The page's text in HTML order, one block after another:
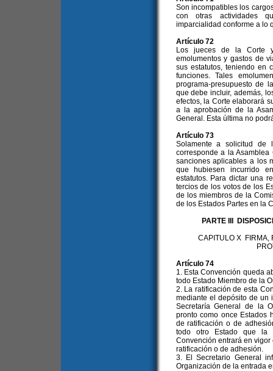
Son incompatibles los
con otras actividades
imparcialidad conforme a lo
Artículo 72
Los jueces de la Corte
emolumentos y gastos de
sus estatutos, teniendo en
funciones. Tales
programa-presupuesto de
que debe incluir, además,
efectos, la Corte elaborará
a la aprobación de la
General. Esta última no
Artículo 73
Solamente a solicitud
corresponde a la
sanciones aplicables a los
que hubiesen incurrido
estatutos. Para dictar una
tercios de los votos de los
de los miembros de la
de los Estados Partes en la
PARTE III
CAPITULO X FIRMA,
Artículo 74
1. Esta Convención queda
todo Estado Miembro de la
2. La ratificación de esta
mediante el depósito de un
Secretaría General de la
pronto como once Estados
de ratificación o de
todo otro Estado que la
Convención entrará en
ratificación o de adhesión.
3. El Secretario General
Organización de la entrada